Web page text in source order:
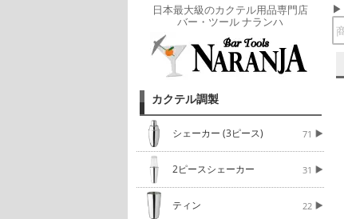
日本最大級のカクテル用品専門店
バー・ツール ナランハ
カクテル調製
シェーカー (3ピース) 71
2ピースシェーカー 31
ティン 22